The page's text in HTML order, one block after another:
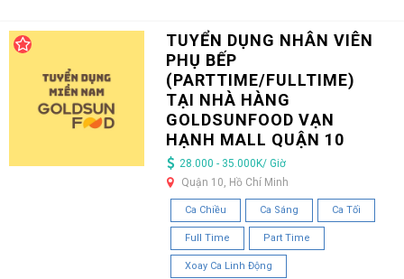
TUYỂN DỤNG NHÂN VIÊN
PHỤ BẾP
(PARTTIME/FULLTIME)
TẠI NHÀ HÀNG
GOLDSUNFOOD VẠN
HẠNH MALL QUẬN 10
28.000 - 35.000K/ Giờ
Quận 10, Hồ Chí Minh
Ca Chiều Ca Sáng Ca Tối
Full Time Part Time
Xoay Ca Linh Động